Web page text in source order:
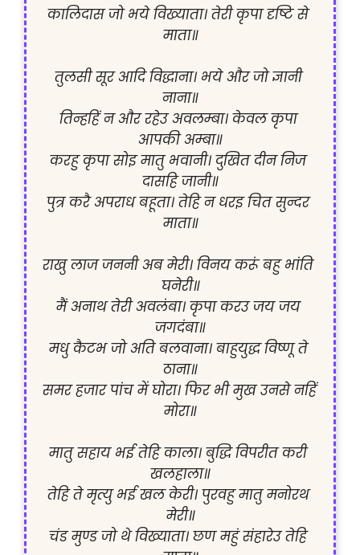
कालिदास जो भये विख्याता। तेरी कृपा दृष्टि से
माता॥
तुलसी सूर आदि विद्धाना। भये और जो ज्ञानी
नाना॥
तिन्हहिं न और रहेउ अवलम्बा। केवल कृपा
आपकी अम्बा॥
करहु कृपा सोइ मातु भवानी। दुखित दीन निज
दासहि जानी॥
पुत्र करै अपराध बहूता। तेहि न धरइ चित सुन्दर
माता॥
राखु लाज जननी अब मेरी। विनय करूं बहु भांति
घनेरी॥
मैं अनाथ तेरी अवलंबा। कृपा करउ जय जय
जगदंबा॥
मधु कैटभ जो अति बलवाना। बाहुयुद्ध विष्णू ते
ठाना॥
समर हजार पांच में घोरा। फिर भी मुख उनसे नहिं
मोरा॥
मातु सहाय भई तेहि काला। बुद्धि विपरीत करी
खलहाला॥
तेहि ते मृत्यु भई खल केरी। पुरवहु मातु मनोरथ
मेरी॥
चंड मुण्ड जो थे विख्याता। छण महुं संहारेउ तेहि